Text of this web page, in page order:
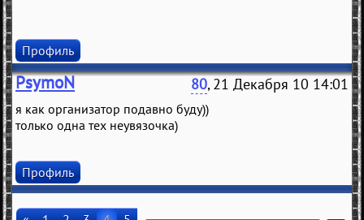
Профиль
PsymoN 80, 21 Декабря 10 14:01
я как организатор подавно буду))
только одна тех неувязочка)
Профиль